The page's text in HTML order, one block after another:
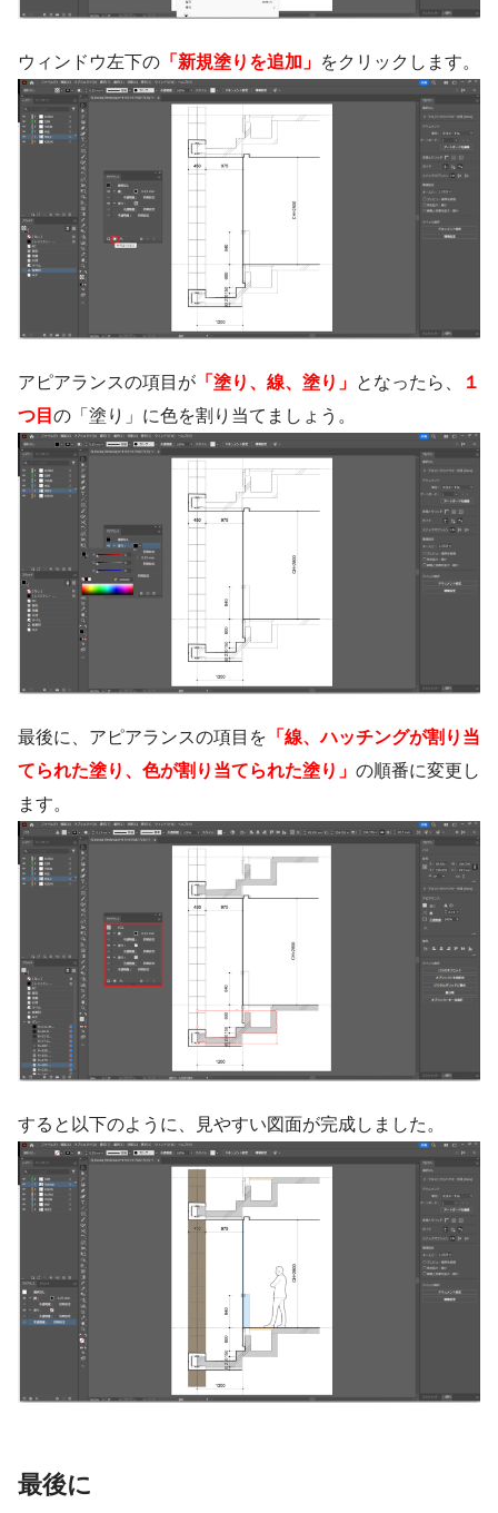
ウィンドウ左下の 「新規塗りを追加」 をクリックします。
アピアランスの項目が 「塗り、線、塗り」 となったら、
１
つ目 の「塗り」に色を割り当てましょう。
最後に、アピアランスの項目を 「線、ハッチングが割り当
てられた塗り、色が割り当てられた塗り」 の順番に変更し
ます。
すると以下のように、見やすい図面が完成しました。
最後に